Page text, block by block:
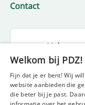
Contact
Volg ons
Welkom bij PDZ!
Fijn dat je er bent! Wij
website aanbieden die
die beter bij je past.